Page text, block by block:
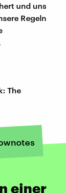
und uns
Regeln
The
einer